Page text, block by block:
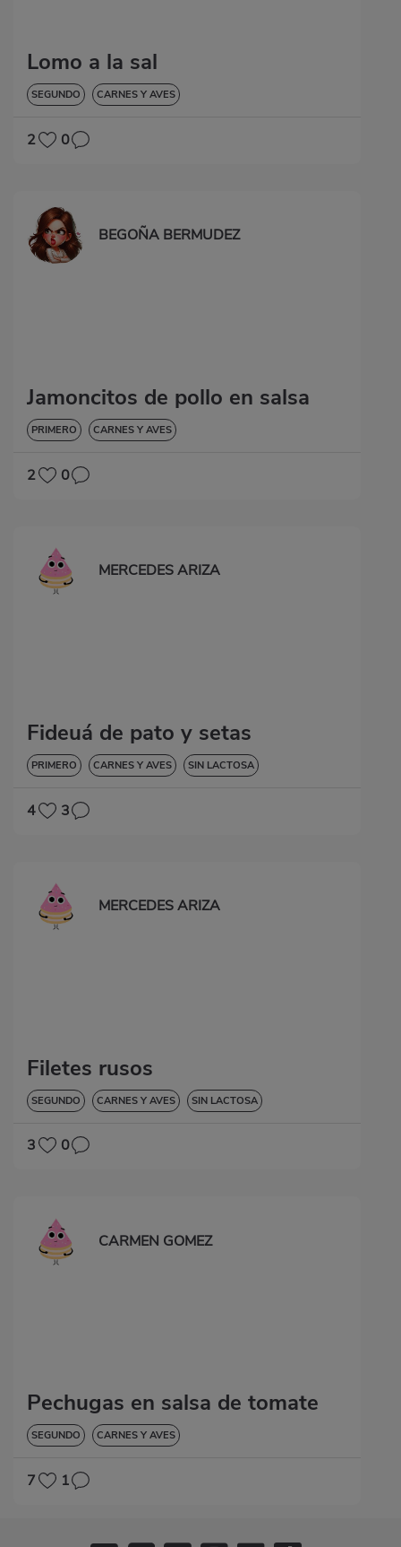
Lomo a la sal
SEGUNDO CARNES Y AVES
2 0
BEGOÑA BERMUDEZ
Jamoncitos de pollo en salsa
PRIMERO CARNES Y AVES
2 0
MERCEDES ARIZA
Fideuá de pato y setas
PRIMERO CARNES Y AVES SIN LACTOSA
4 3
MERCEDES ARIZA
Filetes rusos
SEGUNDO CARNES Y AVES SIN LACTOSA
3 0
CARMEN GOMEZ
Pechugas en salsa de tomate
SEGUNDO CARNES Y AVES
7 1